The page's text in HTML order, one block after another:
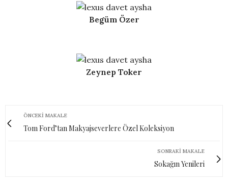
Begüm Özer
Zeynep Toker
ÖNCEKI MAKALE
Tom Ford’tan Makyajseverlere Özel Koleksiyon
SONRAKI MAKALE
Sokağın Yenileri